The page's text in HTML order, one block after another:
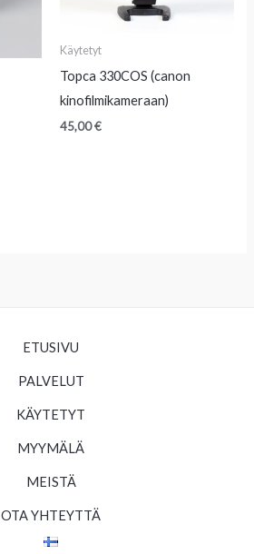
Käytetyt
Topca 330COS (canon
kinofilmikameraan)
45,00€
ETUSIVU
PALVELUT
KÄYTETYT
MYYMÄLÄ
MEISTÄ
OTA YHTEYTTÄ